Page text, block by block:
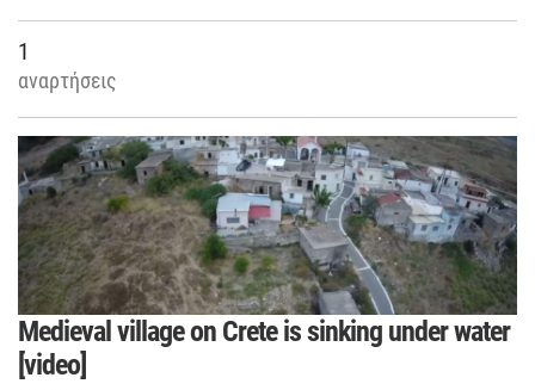
1
αναρτήσεις
Medieval village on Crete is sinking under water
[video]